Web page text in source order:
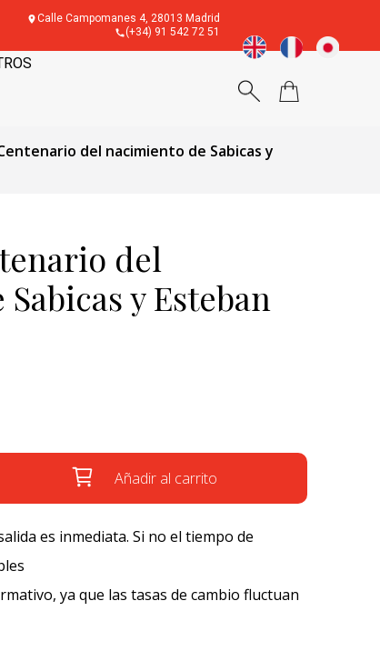
Calle Campomanes 4, 28013 Madrid
(+34) 91 542 72 51
del nacimiento de Sabicas y
del
y Esteban
Añadir al carrito
es inmediata. Si no el tiempo de
ya que las tasas de cambio fluctuan